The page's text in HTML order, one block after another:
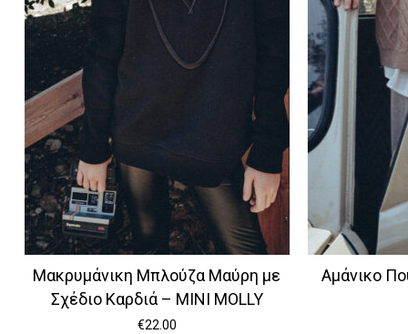
Μακρυμάνικη Μπλούζα Μαύρη με
Σχέδιο Καρδιά – MINI MOLLY
€22.00
Αμάνικο